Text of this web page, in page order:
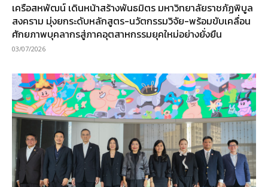
เครือสหพัฒน์ เดินหน้าสร้างพันธมิตร มหาวิทยาลัยราชภัฏพิบูล
สงคราม มุ่งยกระดับหลักสูตร-นวัตกรรมวิจัย-พร้อมขับเคลื่อน
ศักยภาพบุคลากรสู่ภาคอุตสาหกรรมยุคใหม่อย่างยั่งยืน
03/07/2026